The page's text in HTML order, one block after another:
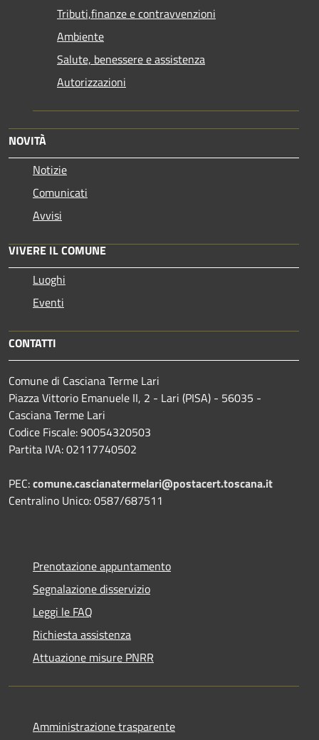
Tributi,finanze e contravvenzioni
Ambiente
Salute, benessere e assistenza
Autorizzazioni
NOVITÀ
Notizie
Comunicati
Avvisi
VIVERE IL COMUNE
Luoghi
Eventi
CONTATTI
Comune di Casciana Terme Lari
Piazza Vittorio Emanuele II, 2 - Lari (PISA) - 56035 -
Casciana Terme Lari
Codice Fiscale: 90054320503
Partita IVA: 02117740502
PEC:comune.cascianatermelari@postacert.toscana.it
Centralino Unico: 0587/687511
Prenotazione appuntamento
Segnalazione disservizio
Leggi le FAQ
Richiesta assistenza
Attuazione misure PNRR
Amministrazione trasparente